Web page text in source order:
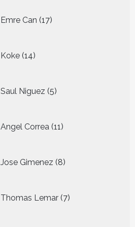
Emre Can 17
producten
Koke 14
producten
Saul Niguez 5
producten
Angel Correa 11
producten
Jose Gimenez 8
producten
Thomas Lemar 7
producten